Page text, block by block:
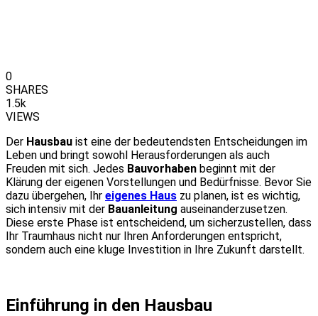
0
SHARES
1.5k
VIEWS
Der Hausbau ist eine der bedeutendsten Entscheidungen im
Leben und bringt sowohl Herausforderungen als auch
Freuden mit sich. Jedes Bauvorhaben beginnt mit der
Klärung der eigenen Vorstellungen und Bedürfnisse. Bevor Sie
dazu übergehen, Ihr eigenes Haus zu planen, ist es wichtig,
sich intensiv mit der Bauanleitung auseinanderzusetzen.
Diese erste Phase ist entscheidend, um sicherzustellen, dass
Ihr Traumhaus nicht nur Ihren Anforderungen entspricht,
sondern auch eine kluge Investition in Ihre Zukunft darstellt.
Einführung in den Hausbau